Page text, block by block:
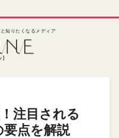
知りたくなるメディア
注目される
点を解説